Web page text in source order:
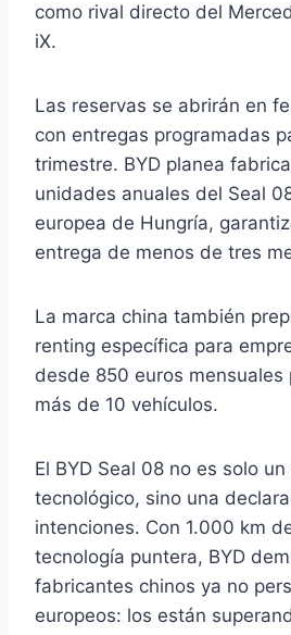
como rival directo del
iX.
Las reservas se abrirán en
con entregas programadas
trimestre. BYD planea
unidades anuales del Seal
europea de Hungría,
entrega de menos de tres
La marca china también
renting específica para
desde 850 euros mensuales
más de 10 vehículos.
El BYD Seal 08 no es solo
tecnológico, sino una
intenciones. Con 1.000 km
tecnología puntera, BYD
fabricantes chinos ya no
europeos: los están